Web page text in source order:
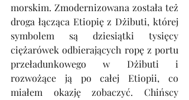
morskim. Zmodernizowana została też
droga łącząca Etiopię z Dżibuti, której
symbolem są dziesiątki tysięcy
ciężarówek odbierających ropę z portu
przeładunkowego w Dżibuti i
rozwożące ją po całej Etiopii, co
miałem okazję zobaczyć. Chińscy